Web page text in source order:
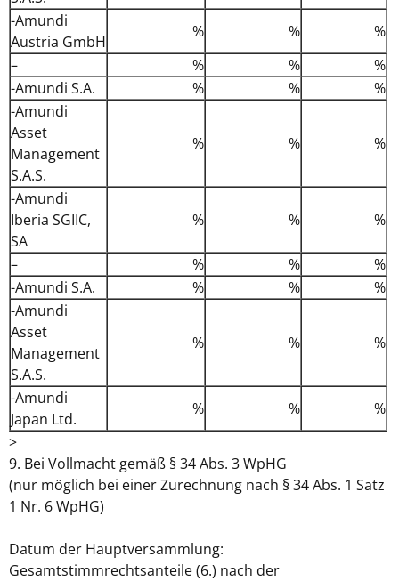
-Amundi
Austria GmbH
% %
%
–
% %
%
-Amundi S.A.
% %
%
-Amundi
Asset
Management
S.A.S.
% % %
-Amundi
Iberia SGIIC,
SA
% % %
– % %
%
-Amundi S.A.
% %
%
-Amundi
Asset
Management
S.A.S.
% % %
-Amundi
Japan Ltd.
% %
%
>
9. Bei Vollmacht gemäß § 34 Abs. 3 WpHG
(nur möglich bei einer Zurechnung nach § 34 Abs. 1 Satz
1 Nr. 6 WpHG)
Datum der Hauptversammlung:
Gesamtstimmrechtsanteile (6.) nach der